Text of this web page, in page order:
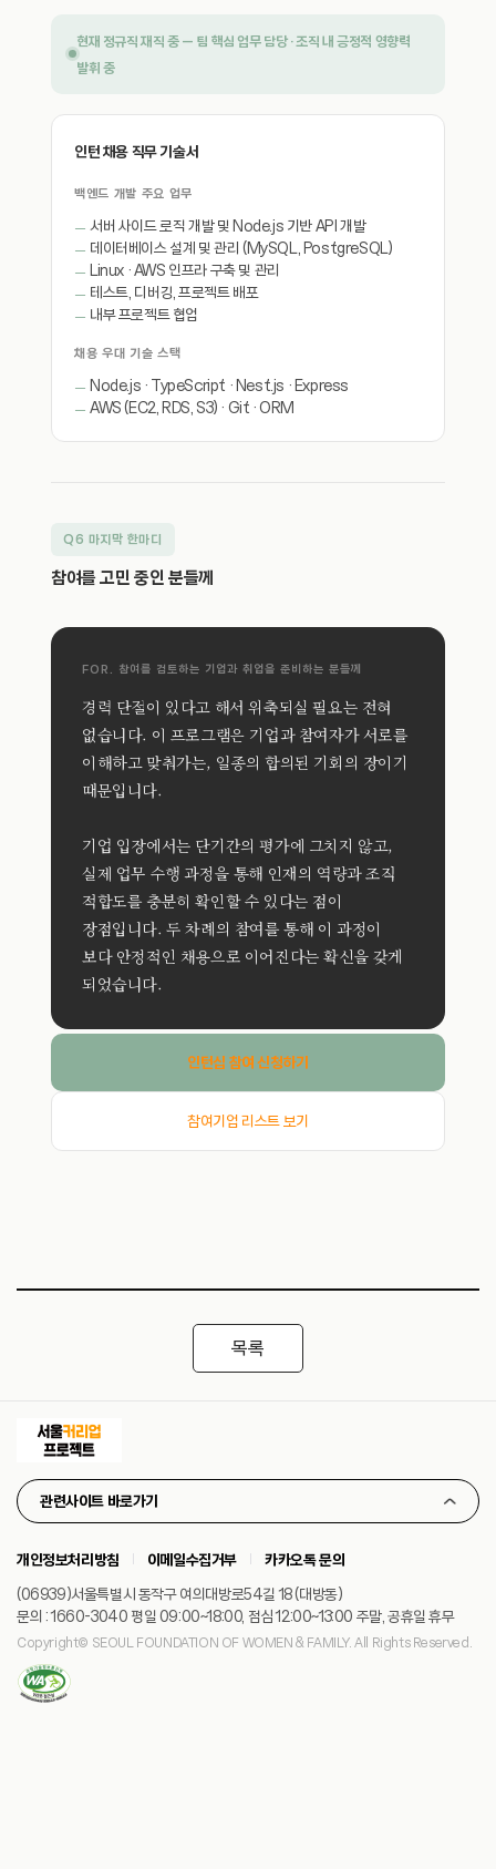
현재 정규직 재직 중 — 팀 핵심 업무 담당 · 조직 내 긍정적 영향력
발휘 중
인턴 채용 직무 기술서
백엔드 개발 주요 업무
서버 사이드 로직 개발 및 Node.js 기반 API 개발
데이터베이스 설계 및 관리 (MySQL, PostgreSQL)
Linux · AWS 인프라 구축 및 관리
테스트, 디버깅, 프로젝트 배포
내부 프로젝트 협업
채용 우대 기술 스택
Node.js · TypeScript · Nest.js · Express
AWS (EC2, RDS, S3) · Git · ORM
Q6 마지막 한마디
참여를 고민 중인 분들께
FOR. 참여를 검토하는 기업과 취업을 준비하는 분들께
경력 단절이 있다고 해서 위축되실 필요는 전혀
없습니다. 이 프로그램은 기업과 참여자가 서로를
이해하고 맞춰가는, 일종의 합의된 기회의 장이기
때문입니다.
기업 입장에서는 단기간의 평가에 그치지 않고,
실제 업무 수행 과정을 통해 인재의 역량과 조직
적합도를 충분히 확인할 수 있다는 점이
장점입니다. 두 차례의 참여를 통해 이 과정이
보다 안정적인 채용으로 이어진다는 확신을 갖게
되었습니다.
인턴십 참여 신청하기
참여기업 리스트 보기
목록
관련사이트 바로가기
개인정보처리방침 이메일수집거부 카카오톡 문의
(06939)서울특별시 동작구 여의대방로54길 18 (대방동)
문의 : 1660-3040 평일 09:00~18:00, 점심 12:00~13:00 주말, 공휴일 휴무
Copyright© SEOUL FOUNDATION OF WOMEN & FAMILY. All Rights Reserved.